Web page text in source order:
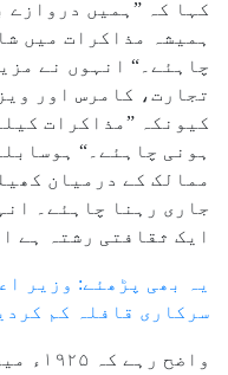
کہا کہ ”ہمیں دروازے
ہمیشہ مذاکرات میں
چاہئے۔“ انہوں نے
تجارت، کامرس اور
کیونکہ ”مذاکرات
ہونی چاہئے۔“
ممالک کے درمیان
جاری رہنا چاہئے۔
ایک ثقافتی رشتہ ہے
یہ بھی پڑھئے: وزیر
سرکاری قافلہ کم کردیا ، اب صرف
واضح